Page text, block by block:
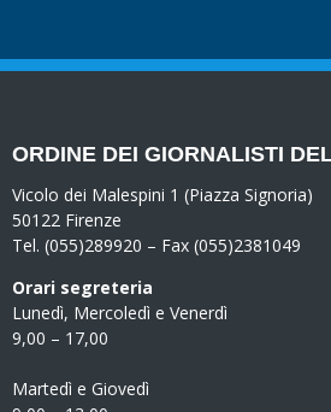
ORDINE DEI GIORNALISTI
Vicolo dei Malespini 1 (Piazza Signoria)
50122 Firenze
Tel. (055)289920 – Fax (055)2381049
Orari segreteria
Lunedì, Mercoledì e Venerdì
9,00 – 17,00
Martedì e Giovedì